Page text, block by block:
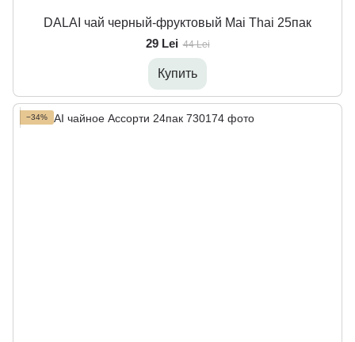
DALAI чай черный-фруктовый Mai Thai 25пак
29 Lei 44 Lei
Купить
−34%